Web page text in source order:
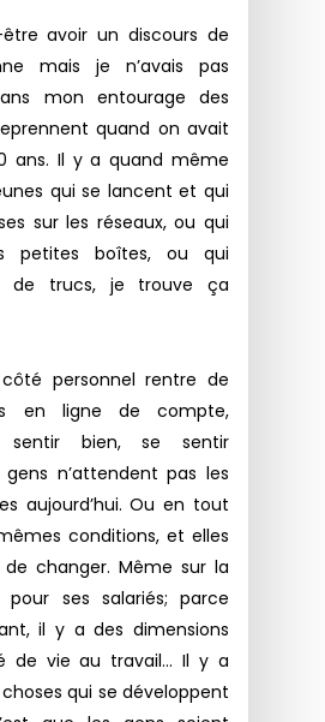
avoir un discours de
mais je n’avais pas
mon entourage des
quand on avait
ans. Il y a quand même
qui se lancent et qui
sur les réseaux, ou qui
petites boîtes, ou qui
de trucs, je trouve ça
personnel rentre de
en ligne de compte,
bien, se sentir
gens n’attendent pas les
aujourd’hui. Ou en tout
conditions, et elles
changer. Même sur la
pour ses salariés; parce
il y a des dimensions
de vie au travail… Il y a
qui se développent